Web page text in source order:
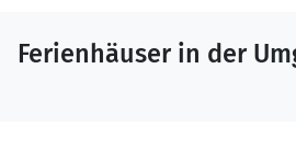
Ferienhäuser in der